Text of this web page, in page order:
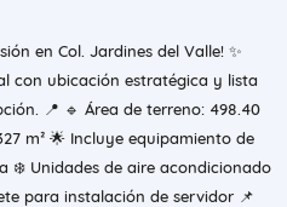
en Col. Jardines del Valle! ✨
con ubicación estratégica y lista
📍 🔹 Área de terreno: 498.40
m² 🌟 Incluye equipamiento de
❄️ Unidades de aire acondicionado
para instalación de servidor 📌